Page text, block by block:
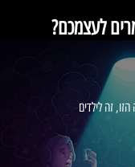
לעצמכם
זה לילדים